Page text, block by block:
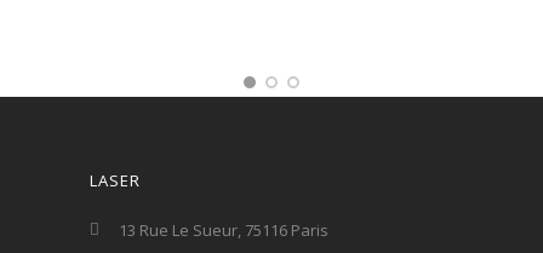
LASER
13 Rue Le Sueur, 75116 Paris